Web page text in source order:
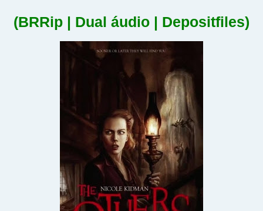
(BRRip | Dual áudio | Depositfiles)